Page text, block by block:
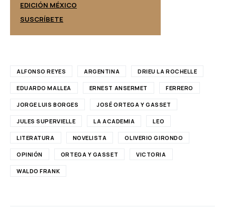
EDICIÓN MÉXICO
SUSCRÍBETE
ALFONSO REYES ARGENTINA DRIEU LA ROCHELLE
EDUARDO MALLEA ERNEST ANSERMET FERRERO
JORGE LUIS BORGES JOSÉ ORTEGA Y GASSET
JULES SUPERVIELLE LA ACADEMIA LEO
LITERATURA NOVELISTA OLIVERIO GIRONDO
OPINIÓN ORTEGA Y GASSET VICTORIA
WALDO FRANK